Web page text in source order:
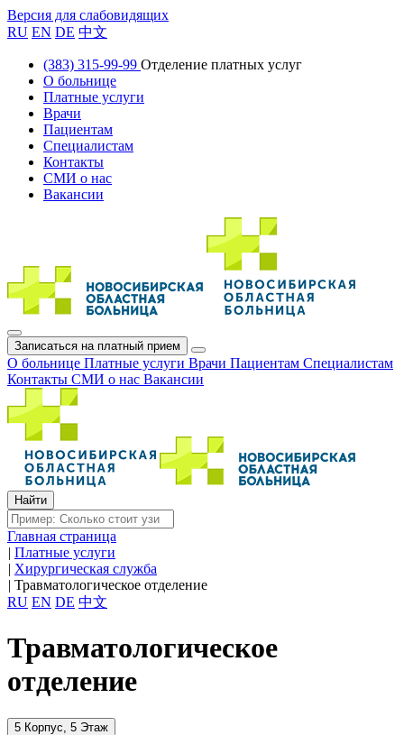
Версия для слабовидящих
RU EN DE 中文
(383) 315-99-99 Отделение платных услуг
О больнице
Платные услуги
Врачи
Пациентам
Специалистам
Контакты
СМИ о нас
Вакансии
Записаться на платный прием
О больнице Платные услуги Врачи Пациентам Специалистам
Контакты СМИ о нас Вакансии
Главная страница
| Платные услуги
| Хирургическая служба
| Травматологическое отделение
RU EN DE 中文
Травматологическое
отделение
5 Корпус, 5 Этаж